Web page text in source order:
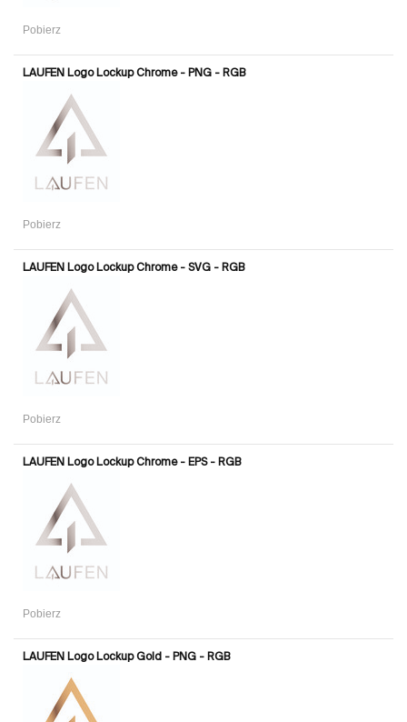
Pobierz
LAUFEN Logo Lockup Chrome - PNG - RGB
Pobierz
LAUFEN Logo Lockup Chrome - SVG - RGB
Pobierz
LAUFEN Logo Lockup Chrome - EPS - RGB
Pobierz
LAUFEN Logo Lockup Gold - PNG - RGB